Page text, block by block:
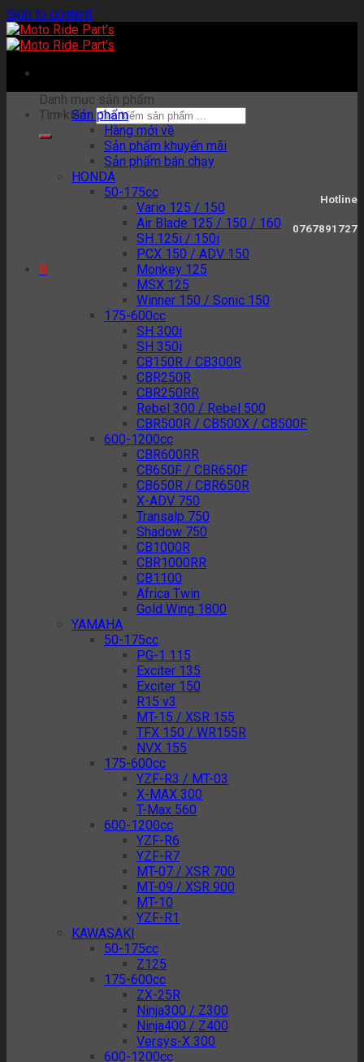
Skip to content
Tìm kiếm:
Hotline
0767891727
0
Danh mục sản phẩm
Sản phẩm
Hàng mới về
Sản phẩm khuyến mãi
Sản phẩm bán chạy
HONDA
50-175cc
Vario 125 / 150
Air Blade 125 / 150 / 160
SH 125i / 150i
PCX 150 / ADV 150
Monkey 125
MSX 125
Winner 150 / Sonic 150
175-600cc
SH 300i
SH 350i
CB150R / CB300R
CBR250R
CBR250RR
Rebel 300 / Rebel 500
CBR500R / CB500X / CB500F
600-1200cc
CBR600RR
CB650F / CBR650F
CB650R / CBR650R
X-ADV 750
Transalp 750
Shadow 750
CB1000R
CBR1000RR
CB1100
Africa Twin
Gold Wing 1800
YAMAHA
50-175cc
PG-1 115
Exciter 135
Exciter 150
R15 v3
MT-15 / XSR 155
TFX 150 / WR155R
NVX 155
175-600cc
YZF-R3 / MT-03
X-MAX 300
T-Max 560
600-1200cc
YZF-R6
YZF-R7
MT-07 / XSR 700
MT-09 / XSR 900
MT-10
YZF-R1
KAWASAKI
50-175cc
Z125
175-600cc
ZX-25R
Ninja300 / Z300
Ninja400 / Z400
Versys-X 300
600-1200cc